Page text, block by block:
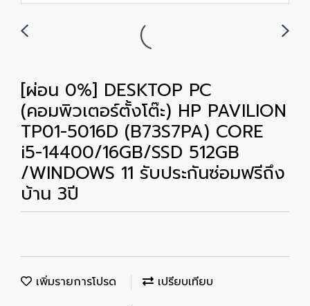
[ผ่อน 0%] DESKTOP PC
(คอมพิวเตอร์ตั้งโต๊ะ) HP PAVILION
TP01-5016D (B73S7PA) CORE
i5-14400/16GB/SSD 512GB
/WINDOWS 11 รับประกันซ่อมฟรีถึง
บ้าน 3ปี
เพิ่มรายการโปรด เปรียบเทียบ